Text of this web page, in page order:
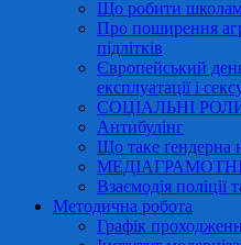
Що робити школам
Про поширення
підлітків
Європейський день
експлуатації і
СОЦІАЛЬНІ
Антибулінг
Що таке ґендерна
Взаємодія поліції
Методична робота
Графік